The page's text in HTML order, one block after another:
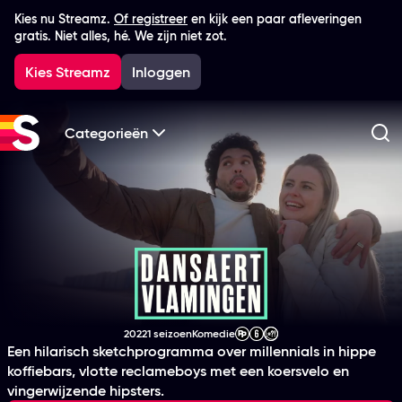
Kies nu Streamz. Of registreer en kijk een paar afleveringen
gratis. Niet alles, hé. We zijn niet zot.
Kies Streamz Inloggen
Categorieën
Dansaertvlamingen
Productiejaar
20221 seizoen Genre
Komedie
Leeftijdsclassificatie
Een hilarisch sketchprogramma over millennials in hippe
koffiebars, vlotte reclameboys met een koersvelo en
vingerwijzende hipsters.